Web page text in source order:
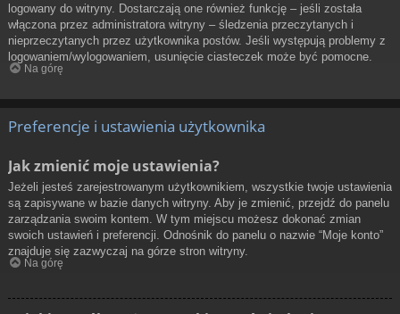
logowany do witryny. Dostarczają one również funkcję – jeśli została
włączona przez administratora witryny – śledzenia przeczytanych i
nieprzeczytanych przez użytkownika postów. Jeśli występują problemy z
logowaniem/wylogowaniem, usunięcie ciasteczek może być pomocne.
Na górę
Preferencje i ustawienia użytkownika
Jak zmienić moje ustawienia?
Jeżeli jesteś zarejestrowanym użytkownikiem, wszystkie twoje ustawienia
są zapisywane w bazie danych witryny. Aby je zmienić, przejdź do panelu
zarządzania swoim kontem. W tym miejscu możesz dokonać zmian
swoich ustawień i preferencji. Odnośnik do panelu o nazwie “Moje konto”
znajduje się zazwyczaj na górze stron witryny.
Na górę